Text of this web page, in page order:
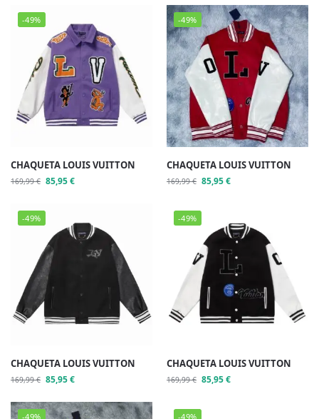
-49%
CHAQUETA LOUIS VUITTON
169,99€ 85,95€
-49%
CHAQUETA LOUIS VUITTON
169,99€ 85,95€
-49%
CHAQUETA LOUIS VUITTON
169,99€ 85,95€
-49%
CHAQUETA LOUIS VUITTON
169,99€ 85,95€
-49% -49%